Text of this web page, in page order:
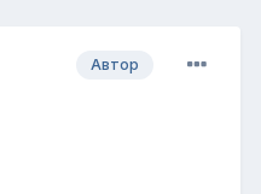
Автор